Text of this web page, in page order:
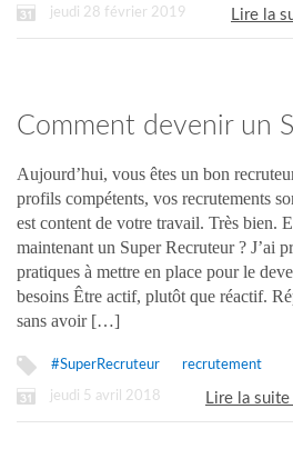
jeudi 28 février 2019 Lire la
Comment devenir un
Recruteur ?
Aujourd’hui, vous êtes un bon
profils compétents, vos recrutements
est content de votre travail. Très bien.
maintenant un Super Recruteur ? J’ai
pratiques à mettre en place pour le
besoins Être actif, plutôt que réactif.
sans avoir […]
#SuperRecruteur recrutement
jeudi 5 avril 2018 Lire la suite